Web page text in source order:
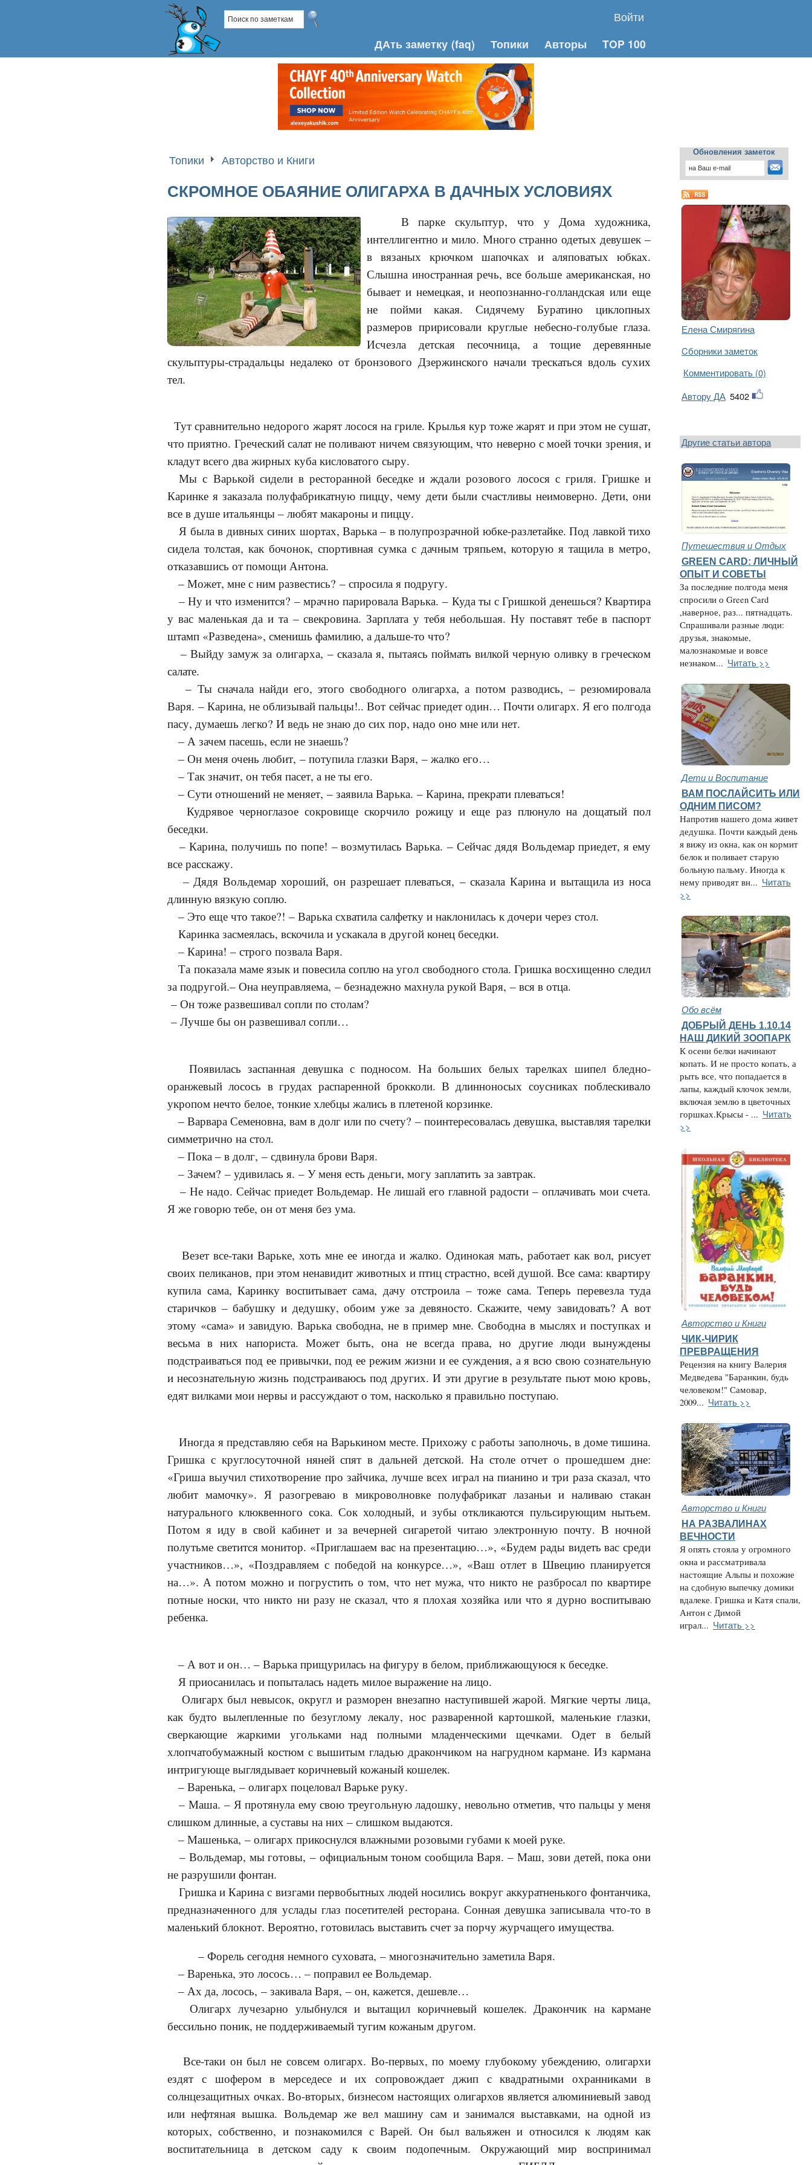
Войти
ДАть заметку (faq) Топики Авторы TOP 100
Топики Авторство и Книги
СКРОМНОЕ ОБАЯНИЕ ОЛИГАРХА В ДАЧНЫХ УСЛОВИЯХ
В парке скульптур, что у Дома художника,
интеллигентно и мило. Много странно одетых девушек –
в вязаных крючком шапочках и аляповатых юбках.
Слышна иностранная речь, все больше американская, но
бывает и немецкая, и неопознанно-голландская или еще
не пойми какая. Сидячему Буратино циклопных
размеров пририсовали круглые небесно-голубые глаза.
Исчезла детская песочница, а тощие деревянные
скульптуры-страдальцы недалеко от бронзового Дзержинского начали трескаться вдоль сухих
тел.
Тут сравнительно недорого жарят лосося на гриле. Крылья кур тоже жарят и при этом не сушат,
что приятно. Греческий салат не поливают ничем связующим, что неверно с моей точки зрения, и
кладут всего два жирных куба кисловатого сыру.
Мы с Варькой сидели в ресторанной беседке и ждали розового лосося с гриля. Гришке и
Каринке я заказала полуфабрикатную пиццу, чему дети были счастливы неимоверно. Дети, они
все в душе итальянцы – любят макароны и пиццу.
Я была в дивных синих шортах, Варька – в полупрозрачной юбке-разлетайке. Под лавкой тихо
сидела толстая, как бочонок, спортивная сумка с дачным тряпьем, которую я тащила в метро,
отказавшись от помощи Антона.
– Может, мне с ним развестись? – спросила я подругу.
– Ну и что изменится? – мрачно парировала Варька. – Куда ты с Гришкой денешься? Квартира
у вас маленькая да и та – свекровина. Зарплата у тебя небольшая. Ну поставят тебе в паспорт
штамп «Разведена», сменишь фамилию, а дальше-то что?
– Выйду замуж за олигарха, – сказала я, пытаясь поймать вилкой черную оливку в греческом
салате.
– Ты сначала найди его, этого свободного олигарха, а потом разводись, – резюмировала
Варя. – Карина, не облизывай пальцы!.. Вот сейчас приедет один… Почти олигарх. Я его полгода
пасу, думаешь легко? И ведь не знаю до сих пор, надо оно мне или нет.
– А зачем пасешь, если не знаешь?
– Он меня очень любит, – потупила глазки Варя, – жалко его…
– Так значит, он тебя пасет, а не ты его.
– Сути отношений не меняет, – заявила Варька. – Карина, прекрати плеваться!
Кудрявое черноглазое сокровище скорчило рожицу и еще раз плюнуло на дощатый пол
беседки.
– Карина, получишь по попе! – возмутилась Варька. – Сейчас дядя Вольдемар приедет, я ему
все расскажу.
– Дядя Вольдемар хороший, он разрешает плеваться, – сказала Карина и вытащила из носа
длинную вязкую соплю.
– Это еще что такое?! – Варька схватила салфетку и наклонилась к дочери через стол.
Каринка засмеялась, вскочила и ускакала в другой конец беседки.
– Карина! – строго позвала Варя.
Та показала маме язык и повесила соплю на угол свободного стола. Гришка восхищенно следил
за подругой.– Она неуправляема, – безнадежно махнула рукой Варя, – вся в отца.
– Он тоже развешивал сопли по столам?
– Лучше бы он развешивал сопли…
Появилась заспанная девушка с подносом. На больших белых тарелках шипел бледно-
оранжевый лосось в грудах распаренной брокколи. В длинноносых соусниках поблескивало
укропом нечто белое, тонкие хлебцы жались в плетеной корзинке.
– Варвара Семеновна, вам в долг или по счету? – поинтересовалась девушка, выставляя тарелки
симметрично на стол.
– Пока – в долг, – сдвинула брови Варя.
– Зачем? – удивилась я. – У меня есть деньги, могу заплатить за завтрак.
– Не надо. Сейчас приедет Вольдемар. Не лишай его главной радости – оплачивать мои счета.
Я же говорю тебе, он от меня без ума.
Везет все-таки Варьке, хоть мне ее иногда и жалко. Одинокая мать, работает как вол, рисует
своих пеликанов, при этом ненавидит животных и птиц страстно, всей душой. Все сама: квартиру
купила сама, Каринку воспитывает сама, дачу отстроила – тоже сама. Теперь перевезла туда
старичков – бабушку и дедушку, обоим уже за девяносто. Скажите, чему завидовать? А вот
этому «сама» и завидую. Варька свободна, не в пример мне. Свободна в мыслях и поступках и
весьма в них напориста. Может быть, она не всегда права, но другие люди вынуждены
подстраиваться под ее привычки, под ее режим жизни и ее суждения, а я всю свою сознательную
и несознательную жизнь подстраиваюсь под других. И эти другие в результате пьют мою кровь,
едят вилками мои нервы и рассуждают о том, насколько я правильно поступаю.
Иногда я представляю себя на Варькином месте. Прихожу с работы заполночь, в доме тишина.
Гришка с круглосуточной няней спят в дальней детской. На столе отчет о прошедшем дне:
«Гриша выучил стихотворение про зайчика, лучше всех играл на пианино и три раза сказал, что
любит мамочку». Я разогреваю в микроволновке полуфабрикат лазаньи и наливаю стакан
натурального клюквенного сока. Сок холодный, и зубы откликаются пульсирующим нытьем.
Потом я иду в свой кабинет и за вечерней сигаретой читаю электронную почту. В ночной
полутьме светится монитор. «Приглашаем вас на презентацию…», «Будем рады видеть вас среди
участников…», «Поздравляем с победой на конкурсе…», «Ваш отлет в Швецию планируется
на…». А потом можно и погрустить о том, что нет мужа, что никто не разбросал по квартире
потные носки, что никто ни разу не сказал, что я плохая хозяйка или что я дурно воспитываю
ребенка.
– А вот и он… – Варька прищурилась на фигуру в белом, приближающуюся к беседке.
Я приосанилась и попыталась надеть милое выражение на лицо.
Олигарх был невысок, округл и разморен внезапно наступившей жарой. Мягкие черты лица,
как будто вылепленные по безуглому лекалу, нос разваренной картошкой, маленькие глазки,
сверкающие жаркими угольками над полными младенческими щечками. Одет в белый
хлопчатобумажный костюм с вышитым гладью дракончиком на нагрудном кармане. Из кармана
интригующе выглядывает коричневый кожаный кошелек.
– Варенька, – олигарх поцеловал Варьке руку.
– Маша. – Я протянула ему свою треугольную ладошку, невольно отметив, что пальцы у меня
слишком длинные, а суставы на них – слишком выдаются.
– Машенька, – олигарх прикоснулся влажными розовыми губами к моей руке.
– Вольдемар, мы готовы, – официальным тоном сообщила Варя. – Маш, зови детей, пока они
не разрушили фонтан.
Гришка и Карина с визгами первобытных людей носились вокруг аккуратненького фонтанчика,
предназначенного для услады глаз посетителей ресторана. Сонная девушка записывала что-то в
маленький блокнот. Вероятно, готовилась выставить счет за порчу журчащего имущества.
– Форель сегодня немного суховата, – многозначительно заметила Варя.
– Варенька, это лосось… – поправил ее Вольдемар.
– Ах да, лосось, – закивала Варя, – он, кажется, дешевле…
Олигарх лучезарно улыбнулся и вытащил коричневый кошелек. Дракончик на кармане
бессильно поник, не поддерживаемый тугим кожаным другом.
Все-таки он был не совсем олигарх. Во-первых, по моему глубокому убеждению, олигархи
ездят с шофером в мерседесе и их сопровождает джип с квадратными охранниками в
солнцезащитных очках. Во-вторых, бизнесом настоящих олигархов является алюминиевый завод
или нефтяная вышка. Вольдемар же вел машину сам и занимался выставками, на одной из
которых, собственно, и познакомился с Варей. Он был вальяжен и относился к людям как
воспитательница в детском саду к своим подопечным. Окружающий мир воспринимал
Обновления заметок
Елена Смирягина
Cборники заметок
Комментировать (0)
Автору ДА 5402
Другие статьи автора
Путешествия и Отдых
GREEN CARD: ЛИЧНЫЙ
ОПЫТ И СОВЕТЫ
За последние полгода меня
спросили о Green Card
,наверное, раз... пятнадцать.
Спрашивали разные люди:
друзья, знакомые,
малознакомые и вовсе
незнаком... Читать >>
Дети и Воспитание
ВАМ ПОСЛАЙСИТЬ ИЛИ
ОДНИМ ПИСОМ?
Напротив нашего дома живет
дедушка. Почти каждый день
я вижу из окна, как он кормит
белок и поливает старую
больную пальму. Иногда к
нему приводят вн... Читать
>>
Обо всём
ДОБРЫЙ ДЕНЬ 1.10.14
НАШ ДИКИЙ ЗООПАРК
К осени белки начинают
копать. И не просто копать, а
рыть все, что попадается в
лапы, каждый клочок земли,
включая землю в цветочных
горшках.Крысы - ... Читать
>>
Авторство и Книги
ЧИК-ЧИРИК
ПРЕВРАЩЕНИЯ
Рецензия на книгу Валерия
Медведева "Баранкин, будь
человеком!" Самовар,
2009... Читать >>
Авторство и Книги
НА РАЗВАЛИНАХ
ВЕЧНОСТИ
Я опять стояла у огромного
окна и рассматривала
настоящие Альпы и похожие
на сдобную выпечку домики
вдалеке. Гришка и Катя спали,
Антон с Димой
играл... Читать >>